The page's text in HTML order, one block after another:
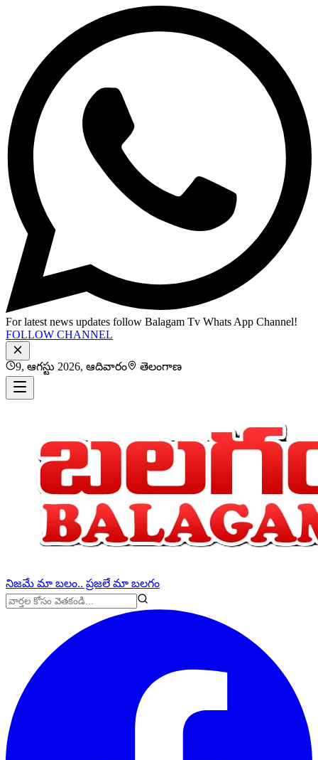
For latest news updates follow Balagam Tv Whats App Channel!
FOLLOW CHANNEL
9, ఆగస్టు 2026, ఆదివారం తెలంగాణ
నిజమే మా బలం.. ప్రజలే మా బలగం